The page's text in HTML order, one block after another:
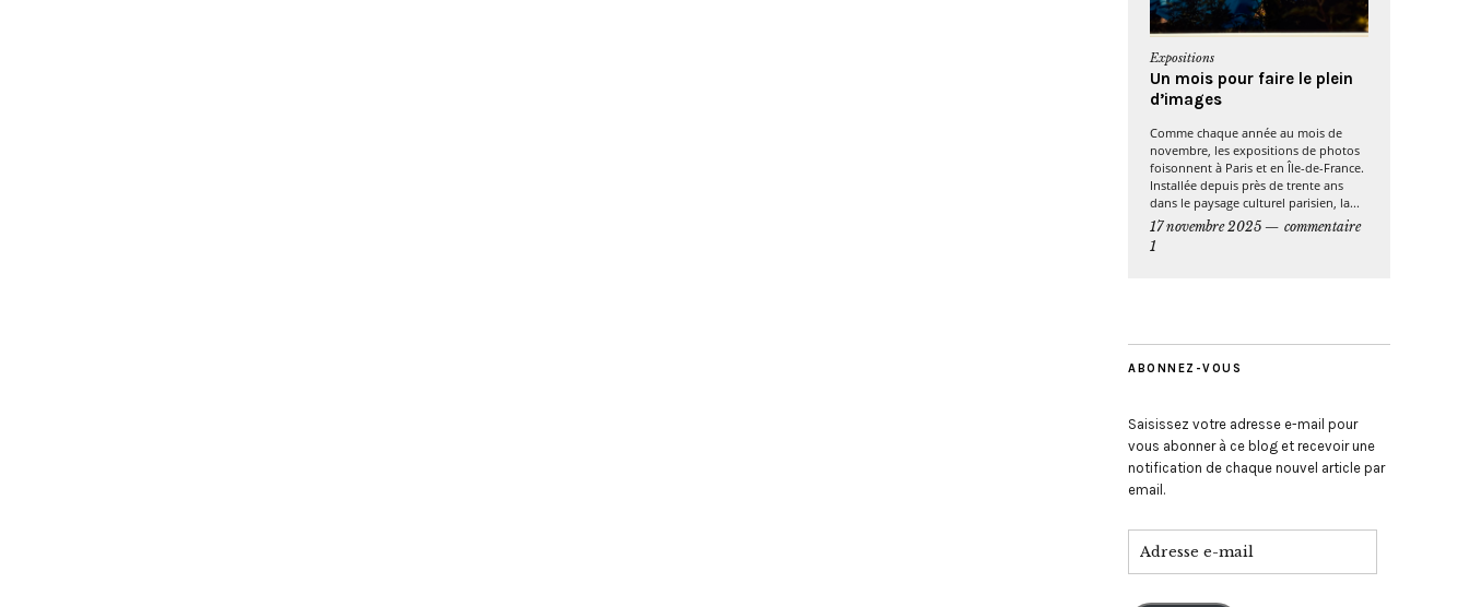
Expositions
Un mois pour faire le plein
d’images
Comme chaque année au mois de
novembre, les expositions de photos
foisonnent à Paris et en Île-de-France.
Installée depuis près de trente ans
dans le paysage culturel parisien, la...
17 novembre 2025
commentaire
1
ABONNEZ-VOUS
Saisissez votre adresse e-mail pour
vous abonner à ce blog et recevoir une
notification de chaque nouvel article par
email.